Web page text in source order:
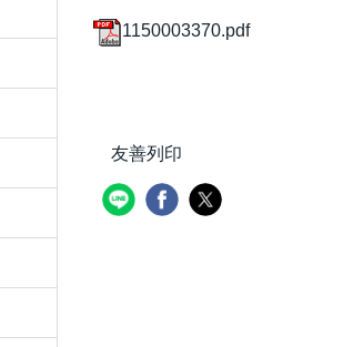
1150003370.pdf
友善列印